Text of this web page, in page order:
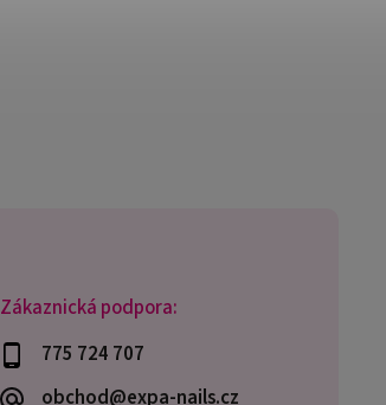
Zákaznická podpora:
775 724 707
obchod@expa-nails.cz